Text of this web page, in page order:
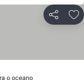
Partilhar
o oceano